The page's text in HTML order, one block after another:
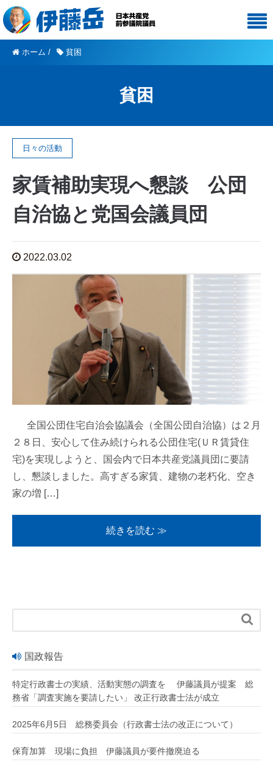
ホーム / 貧困
貧困
日々の活動
家賃補助実現へ懇談 公団
自治協と党国会議員団
2022.03.02
全国公団住宅自治会協議会（全国公団自治協）は２月
２８日、安心して住み続けられる公団住宅(ＵＲ賃貸住
宅)を実現しようと、国会内で日本共産党議員団に要請
し、懇談しました。高すぎる家賃、建物の老朽化、空き
家の増 […]
続きを読む ≫

国政報告
特定行政書士の実績、活動実態の調査を 伊藤議員が提案 総
務省「調査実施を要請したい」 改正行政書士法が成立
2025年6月5日 総務委員会（行政書士法の改正について）
保育加算 現場に負担 伊藤議員が要件撤廃迫る